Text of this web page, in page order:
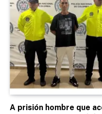
A prisión hombre que